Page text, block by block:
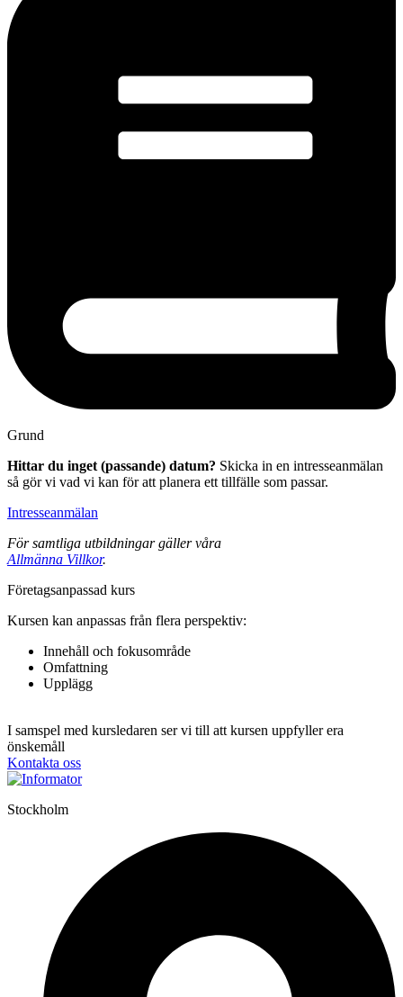
Grund
Hittar du inget (passande) datum? Skicka in en intresseanmälan
så gör vi vad vi kan för att planera ett tillfälle som passar.
Intresseanmälan
För samtliga utbildningar gäller våra
Allmänna Villkor.
Fö­re­tags­an­pas­sad kurs
Kursen kan anpassas från flera perspektiv:
Innehåll och fokusområde
Omfattning
Upplägg
I samspel med kursledaren ser vi till att kursen uppfyller era
önskemåll
Kontakta oss
Stockholm